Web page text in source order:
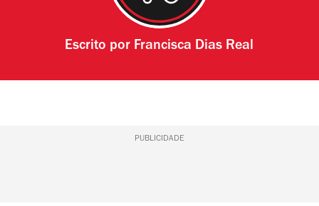
Escrito por Francisca Dias Real
PUBLICIDADE